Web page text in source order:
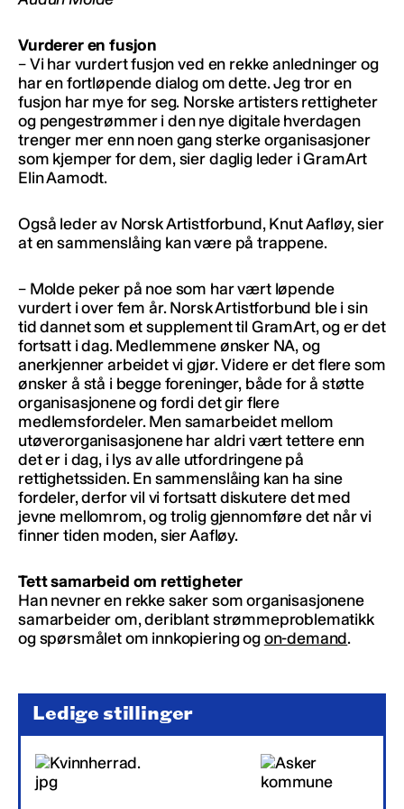
Vurderer en fusjon
– Vi har vurdert fusjon ved en rekke anledninger og
har en fortløpende dialog om dette. Jeg tror en
fusjon har mye for seg. Norske artisters rettigheter
og pengestrømmer i den nye digitale hverdagen
trenger mer enn noen gang sterke organisasjoner
som kjemper for dem, sier daglig leder i GramArt
Elin Aamodt.
Også leder av Norsk Artistforbund, Knut Aafløy, sier
at en sammenslåing kan være på trappene.
– Molde peker på noe som har vært løpende
vurdert i over fem år. Norsk Artistforbund ble i sin
tid dannet som et supplement til GramArt, og er det
fortsatt i dag. Medlemmene ønsker NA, og
anerkjenner arbeidet vi gjør. Videre er det flere som
ønsker å stå i begge foreninger, både for å støtte
organisasjonene og fordi det gir flere
medlemsfordeler. Men samarbeidet mellom
utøverorganisasjonene har aldri vært tettere enn
det er i dag, i lys av alle utfordringene på
rettighetssiden. En sammenslåing kan ha sine
fordeler, derfor vil vi fortsatt diskutere det med
jevne mellomrom, og trolig gjennomføre det når vi
finner tiden moden, sier Aafløy.
Tett samarbeid om rettigheter
Han nevner en rekke saker som organisasjonene
samarbeider om, deriblant strømmeproblematikk
og spørsmålet om innkopiering ogon-demand.
Ledige stillinger